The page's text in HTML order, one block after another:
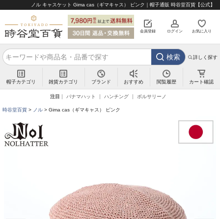
ノル キャスケット Gima cas（ギマキャス） ピンク｜帽子通販 時谷堂百貨【公式】
会員登録 ログイン お気に入り
検索 詳しく探す
帽子カテゴリ 雑貨カテゴリ ブランド おすすめ 閲覧履歴 カート確認
注目 パナマハット ハンチング ボルサリーノ
時谷堂百貨 ノル Gima cas（ギマキャス） ピンク